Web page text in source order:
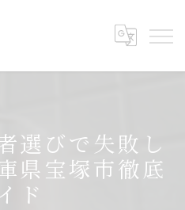
選びで失敗し
県宝塚市徹底
ド